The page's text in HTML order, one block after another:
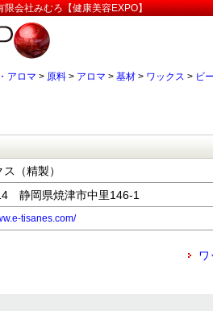
会社みむろ【健康美容EXPO】
アロマ > 原料 > アロマ > 基材 > ワックス > ビ
（精製）
静岡県焼津市中里146-1
tisanes.com/
ワ